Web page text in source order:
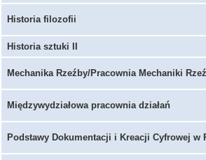
Historia filozofii
Historia sztuki II
Mechanika Rzeźby/Pracownia Mechaniki
Międzywydziałowa pracownia działań
Podstawy Dokumentacji i Kreacji Cyfrowej w